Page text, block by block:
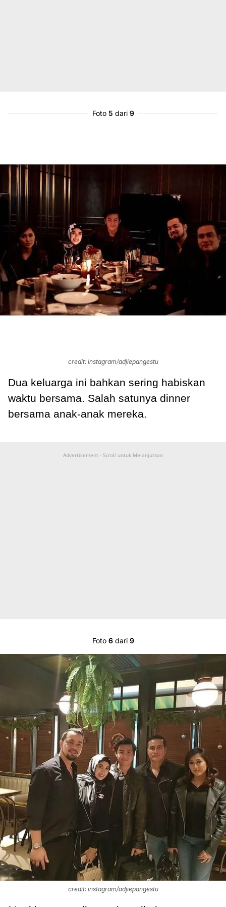
Foto 5 dari 9
credit: instagram/adjiepangestu
Dua keluarga ini bahkan sering habiskan
waktu bersama. Salah satunya dinner
bersama anak-anak mereka.
Advertisement - Scroll untuk Melanjutkan
Foto 6dari 9
credit: instagram/adjiepangestu